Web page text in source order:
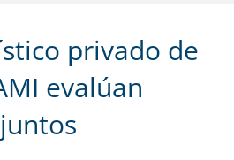
privado de
evalúan